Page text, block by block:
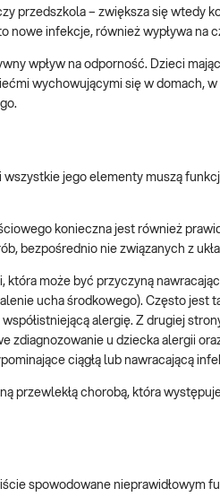
przedszkola – zwiększa się wtedy
nowe infekcje, również wypływa na
wpływ na odporność. Dzieci
wychowującymi się w domach,
jego elementy muszą
konieczna jest również
bezpośrednio nie związanych z
która może być przyczyną
ucha środkowego). Często jest
alergię. Z drugiej
zdiagnozowanie u dziecka alergii
ciągłą lub nawracającą
przewlekłą chorobą, która
spowodowane nieprawidłowym